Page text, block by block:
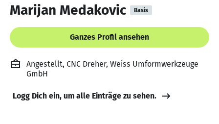
Marijan Medakovic Basis
Ganzes Profil ansehen
Angestellt, CNC Dreher, Weiss Umformwerkzeuge
GmbH
Logg Dich ein, um alle Einträge zu sehen.